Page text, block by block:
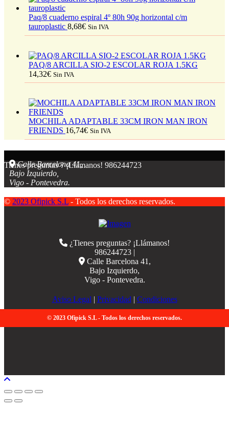
Paq/8 cuaderno espiral 4º 80h 90g horizontal c/m
tauroplastic 8,68€ Sin IVA
PAQ/8 ARCILLA SIO-2 ESCOLAR ROJA 1.5KG
14,32€ Sin IVA
MOCHILA ADAPTABLE 33CM IRON MAN IRON
FRIENDS 16,74€ Sin IVA
Tienes preguntas ? ¡Llámanos! 986244723
Calle Barcelona 41,
Bajo Izquierdo,
Vigo - Pontevedra.
© 2023 Ofipick S.L - Todos los derechos reservados.
¿Tienes preguntas? ¡Llámanos!
986244723 |
Calle Barcelona 41,
Bajo Izquierdo,
Vigo - Pontevedra.
Aviso Legal | Privacidad | Condiciones
© 2023 Ofipick S.L - Todos los derechos reservados.